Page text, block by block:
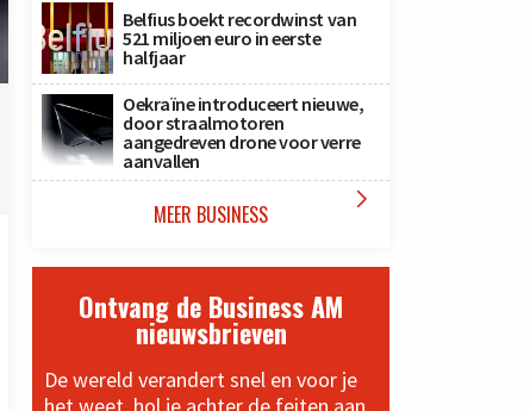
Belfius boekt recordwinst van
521 miljoen euro in eerste
halfjaar
Oekraïne introduceert nieuwe,
door straalmotoren
aangedreven drone voor verre
aanvallen
MEER BUSINESS 
Ontvang de Business AM
nieuwsbrieven
De wereld verandert snel en voor je